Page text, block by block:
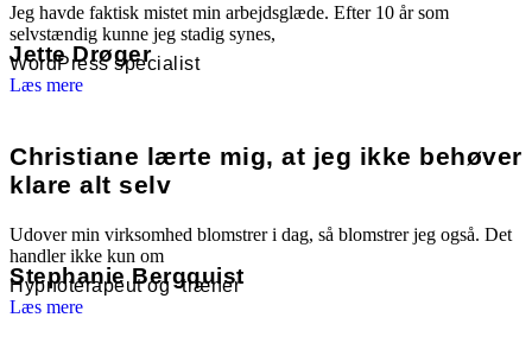
Jeg havde faktisk mistet min arbejdsglæde. Efter 10 år som
selvstændig kunne jeg stadig synes,
Jette Drøger
WordPress specialist
Læs mere
Christiane lærte mig, at jeg ikke behøver
klare alt selv
Udover min virksomhed blomstrer i dag, så blomstrer jeg også. Det
handler ikke kun om
Stephanie Bergquist
Hypnoterapeut og -træner
Læs mere